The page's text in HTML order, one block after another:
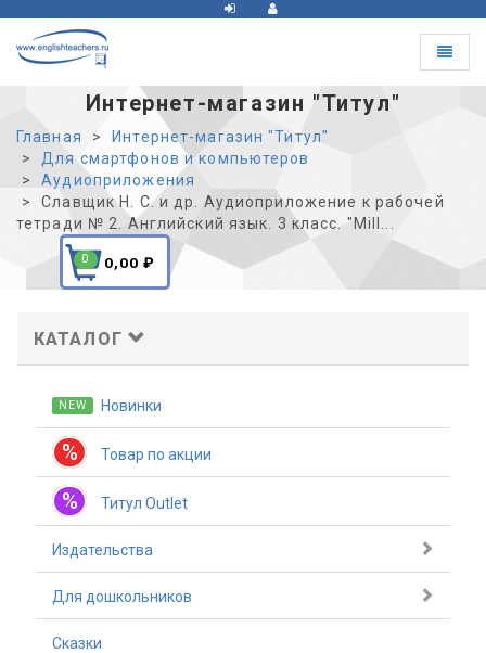
Toggle
Интернет-магазин "Титул"
Главная
Интернет-магазин "Титул"
Для смартфонов и компьютеров
Аудиоприложения
Славщик Н. С. и др. Аудиоприложение к рабочей
тетради № 2. Английский язык. 3 класс. "Mill...
0 0,00 ₽
КАТАЛОГ
NEW Новинки
% Товар по акции
% Титул Outlet
Издательства
Для дошкольников
Сказки